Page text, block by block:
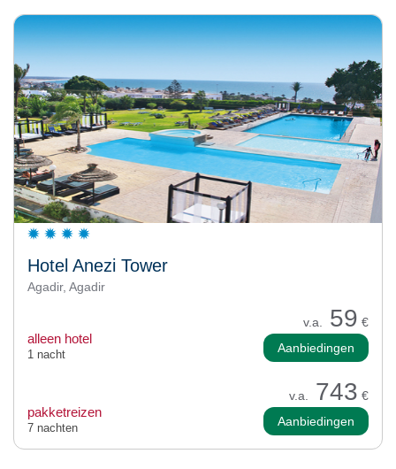
Hotel Anezi Tower
Agadir, Agadir
v.a. 59 €
alleen hotel
1 nacht Aanbiedingen
v.a. 743 €
pakketreizen
7 nachten Aanbiedingen